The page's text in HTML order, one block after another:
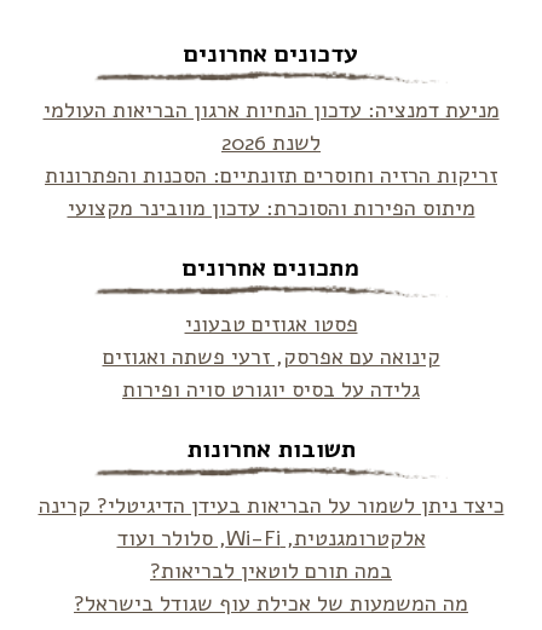
עדכונים אחרונים
מניעת דמנציה: עדכון הנחיות ארגון הבריאות העולמי
לשנת 2026
זריקות הרזיה וחוסרים תזונתיים: הסכנות והפתרונות
מיתוס הפירות והסוכרת: עדכון מוובינר מקצועי
מתכונים אחרונים
פסטו אגוזים טבעוני
קינואה עם אפרסק, זרעי פשתה ואגוזים
גלידה על בסיס יוגורט סויה ופירות
תשובות אחרונות
כיצד ניתן לשמור על הבריאות בעידן הדיגיטלי? קרינה
אלקטרומגנטית, Wi-Fi, סלולר ועוד
במה תורם לוטאין לבריאות?
מה המשמעות של אכילת עוף שגודל בישראל?